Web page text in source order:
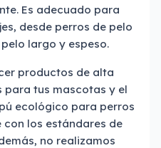
Es adecuado para
desde perros de pelo
largo y espeso.
productos de alta
para tus mascotas y el
ecológico para perros
los estándares de
no realizamos